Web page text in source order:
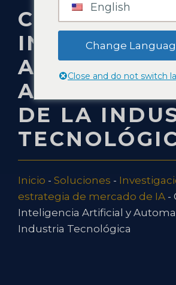
ARTIFICIAL
DE LA
Inicio - Soluciones -
estrategia de mercado de IA -
Inteligencia Artificial y
Industria Tecnológica
English
Change
Close and do not switch